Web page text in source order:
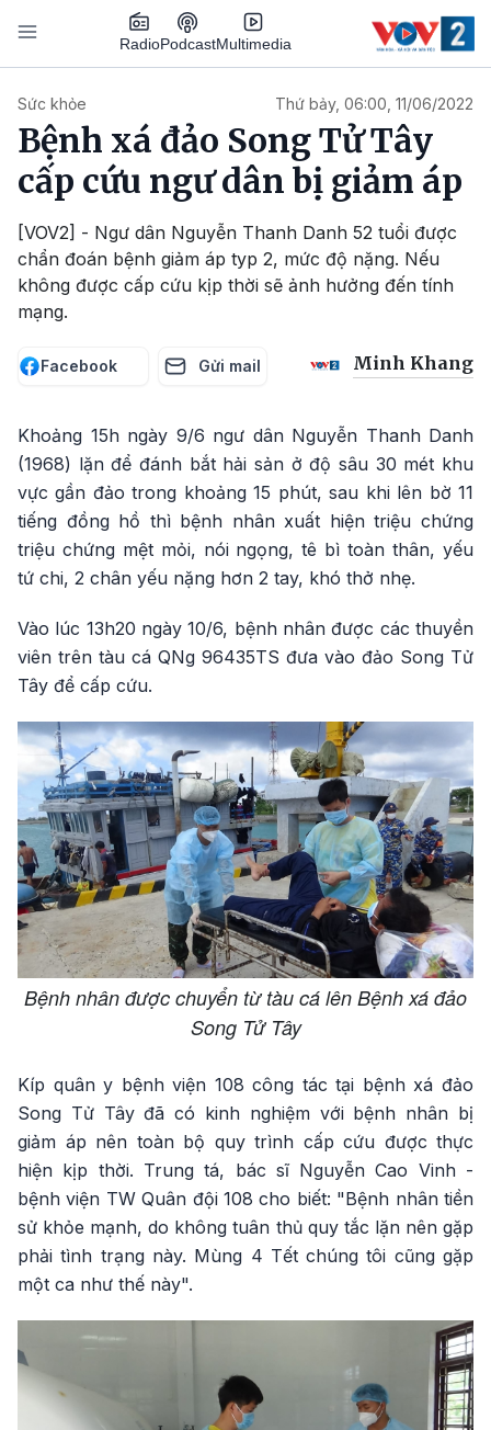
Nhảy đến nội dung
RadioPodcastMultimedia
Sức khỏe Thứ bảy, 06:00, 11/06/2022
Bệnh xá đảo Song Tử Tây
cấp cứu ngư dân bị giảm áp
[VOV2] - Ngư dân Nguyễn Thanh Danh 52 tuổi được
chẩn đoán bệnh giảm áp typ 2, mức độ nặng. Nếu
không được cấp cứu kịp thời sẽ ảnh hưởng đến tính
mạng.
Facebook Gửi mail Minh Khang
Khoảng 15h ngày 9/6 ngư dân Nguyễn Thanh Danh
(1968) lặn để đánh bắt hải sản ở độ sâu 30 mét khu
vực gần đảo trong khoảng 15 phút, sau khi lên bờ 11
tiếng đồng hồ thì bệnh nhân xuất hiện triệu chứng
triệu chứng mệt mỏi, nói ngọng, tê bì toàn thân, yếu
tứ chi, 2 chân yếu nặng hơn 2 tay, khó thở nhẹ.
Vào lúc 13h20 ngày 10/6, bệnh nhân được các thuyền
viên trên tàu cá QNg 96435TS đưa vào đảo Song Tử
Tây để cấp cứu.
Bệnh nhân được chuyển từ tàu cá lên Bệnh xá đảo
Song Tử Tây
Kíp quân y bệnh viện 108 công tác tại bệnh xá đảo
Song Tử Tây đã có kinh nghiệm với bệnh nhân bị
giảm áp nên toàn bộ quy trình cấp cứu được thực
hiện kịp thời. Trung tá, bác sĩ Nguyễn Cao Vinh -
bệnh viện TW Quân đội 108 cho biết: "Bệnh nhân tiền
sử khỏe mạnh, do không tuân thủ quy tắc lặn nên gặp
phải tình trạng này. Mùng 4 Tết chúng tôi cũng gặp
một ca như thế này".